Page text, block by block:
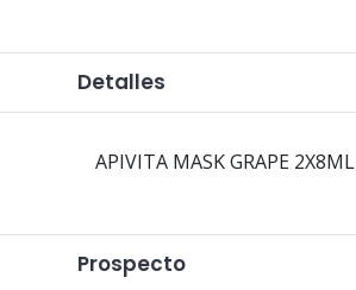
Detalles
APIVITA MASK GRAPE 2X8ML
Prospecto